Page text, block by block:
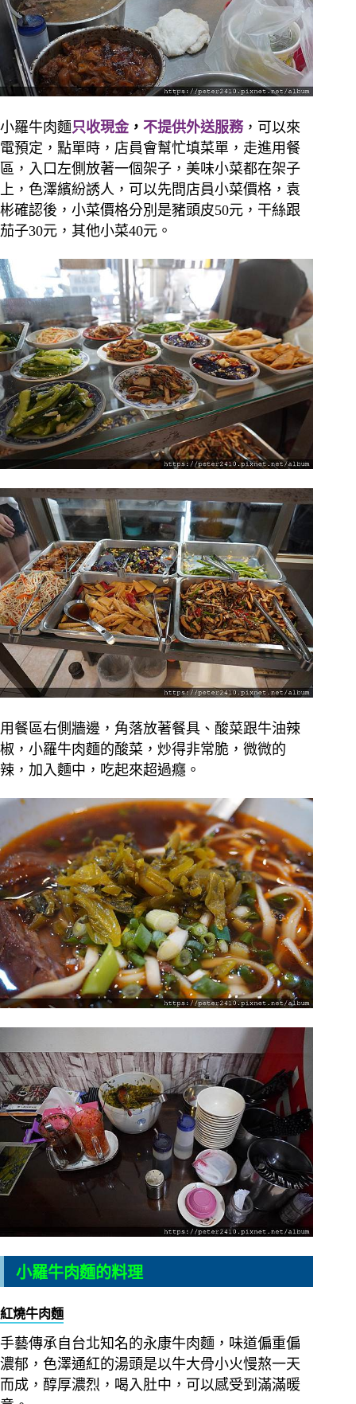
小羅牛肉麵只收現金， 不提供外送服務，可以來
電預定，點單時，店員會幫忙填菜單，走進用餐
區，入口左側放著一個架子，美味小菜都在架子
上，色澤繽紛誘人，可以先問店員小菜價格，袁
彬確認後，小菜價格分別是豬頭皮50元，干絲跟
茄子30元，其他小菜40元。
用餐區右側牆邊，角落放著餐具、酸菜跟牛油辣
椒，小羅牛肉麵的酸菜，炒得非常脆，微微的
辣，加入麵中，吃起來超過癮。
小羅牛肉麵的料理
紅燒牛肉麵
手藝傳承自台北知名的永康牛肉麵，味道偏重偏
濃郁，色澤通紅的湯頭是以牛大骨小火慢熬一天
而成，醇厚濃烈，喝入肚中，可以感受到滿滿暖